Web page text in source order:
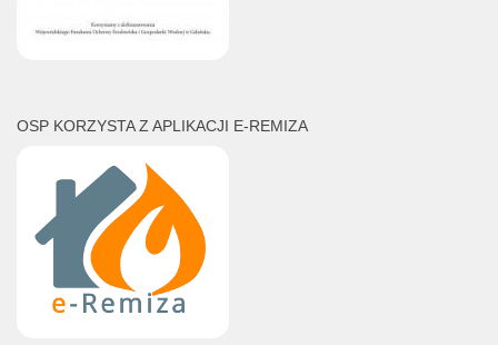
OSP KORZYSTA Z APLIKACJI E-REMIZA